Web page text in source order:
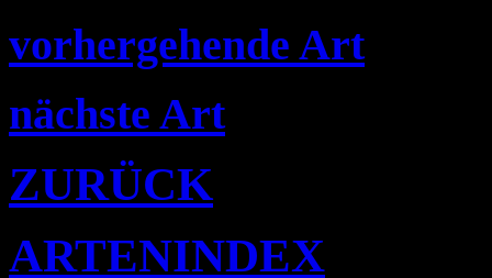
vorhergehende Art
nächste Art
ZURÜCK
ARTENINDEX